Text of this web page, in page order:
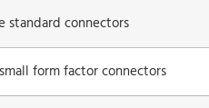
standard connectors
form factor connectors